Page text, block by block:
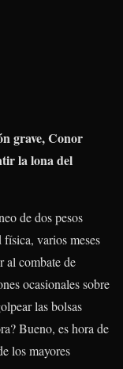
grave, Conor
la lona del
de dos pesos
varios meses
al combate de
ocasionales sobre
las bolsas
Bueno, es hora de
los mayores